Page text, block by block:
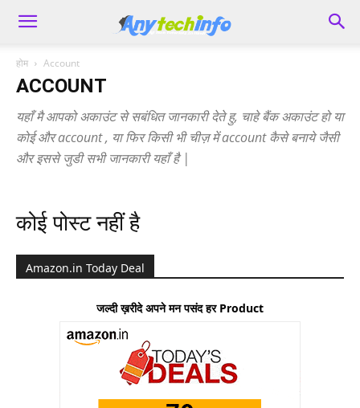
होम Account
ACCOUNT
यहाँ मै आपको अकाउंट से सबंधित जानकारी देते हु, चाहे बैंक अकाउंट हो या
कोई और account , या फिर किसी भी चीज़ में account कैसे बनाये जैसी
और इससे जुडी सभी जानकारी यहाँ है |
कोई पोस्ट नहीं है
Amazon.in Today Deal
जल्दी ख़रीदे अपने मन पसंद हर Product